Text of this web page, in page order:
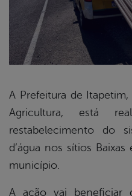
A Prefeitura de
Agricultura, está
restabelecimento do
d’água nos sítios
município.
A ação vai beneficiar